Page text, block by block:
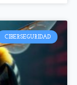
CIBERSEGURIDAD